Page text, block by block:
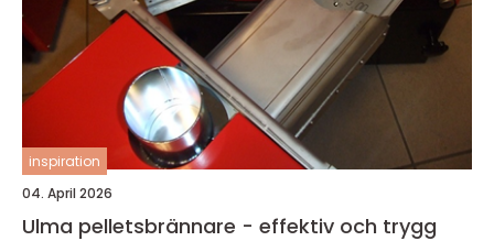
inspiration
04. April 2026
Ulma pelletsbrännare - effektiv och trygg